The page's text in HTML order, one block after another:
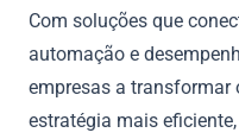
Com soluções que
automação e
empresas a transformar
estratégia mais